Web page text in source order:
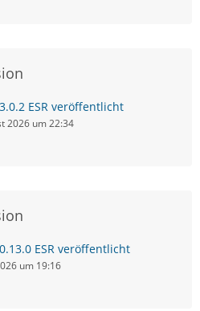
ESR veröffentlicht
2026 um 22:34
ESR veröffentlicht
um 19:16